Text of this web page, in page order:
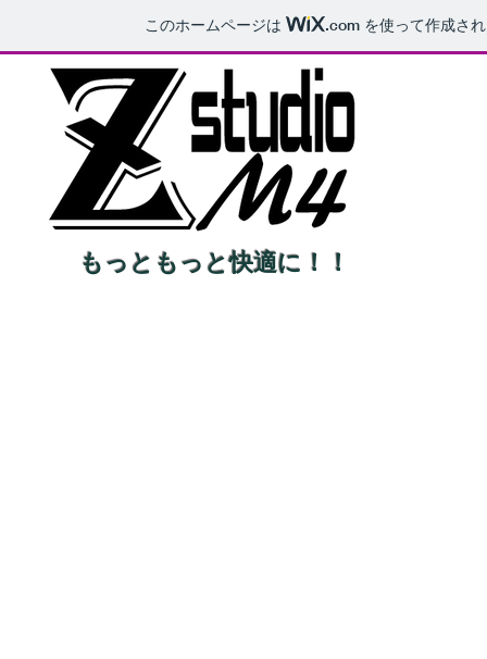
このホームページは .com を使って作成さ
もっともっと快適に！！